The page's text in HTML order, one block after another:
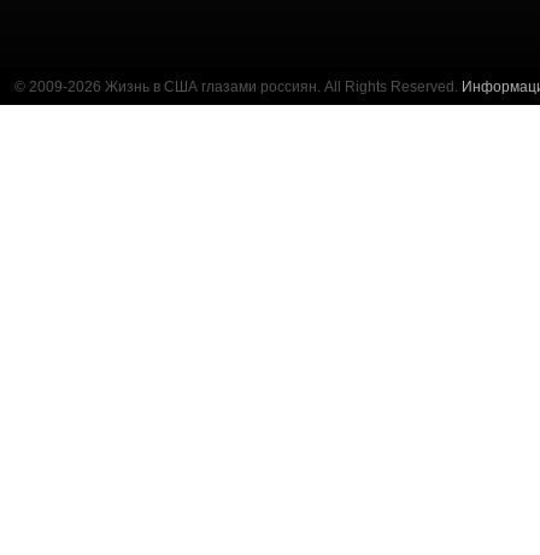
© 2009-2026 Жизнь в США глазами россиян. All Rights Reserved.